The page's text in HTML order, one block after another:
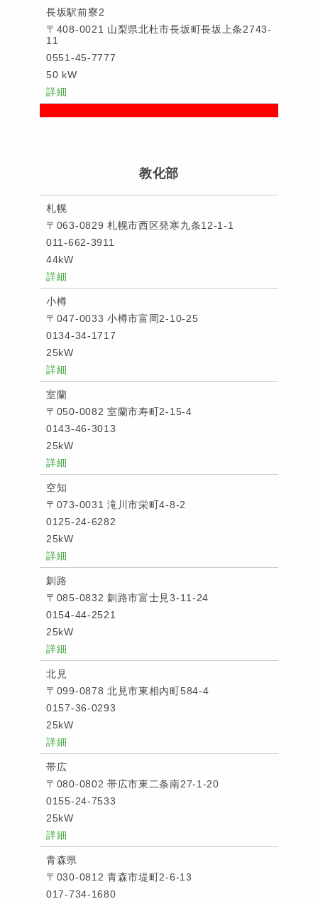
長坂駅前寮2
〒408-0021 山梨県北杜市長坂町長坂上条2743-
11
0551-45-7777
50 kW
詳細
教化部
札幌
〒063-0829 札幌市西区発寒九条12-1-1
011-662-3911
44kW
詳細
小樽
〒047-0033 小樽市富岡2-10-25
0134-34-1717
25kW
詳細
室蘭
〒050-0082 室蘭市寿町2-15-4
0143-46-3013
25kW
詳細
空知
〒073-0031 滝川市栄町4-8-2
0125-24-6282
25kW
詳細
釧路
〒085-0832 釧路市富士見3-11-24
0154-44-2521
25kW
詳細
北見
〒099-0878 北見市東相内町584-4
0157-36-0293
25kW
詳細
帯広
〒080-0802 帯広市東二条南27-1-20
0155-24-7533
25kW
詳細
青森県
〒030-0812 青森市堤町2-6-13
017-734-1680